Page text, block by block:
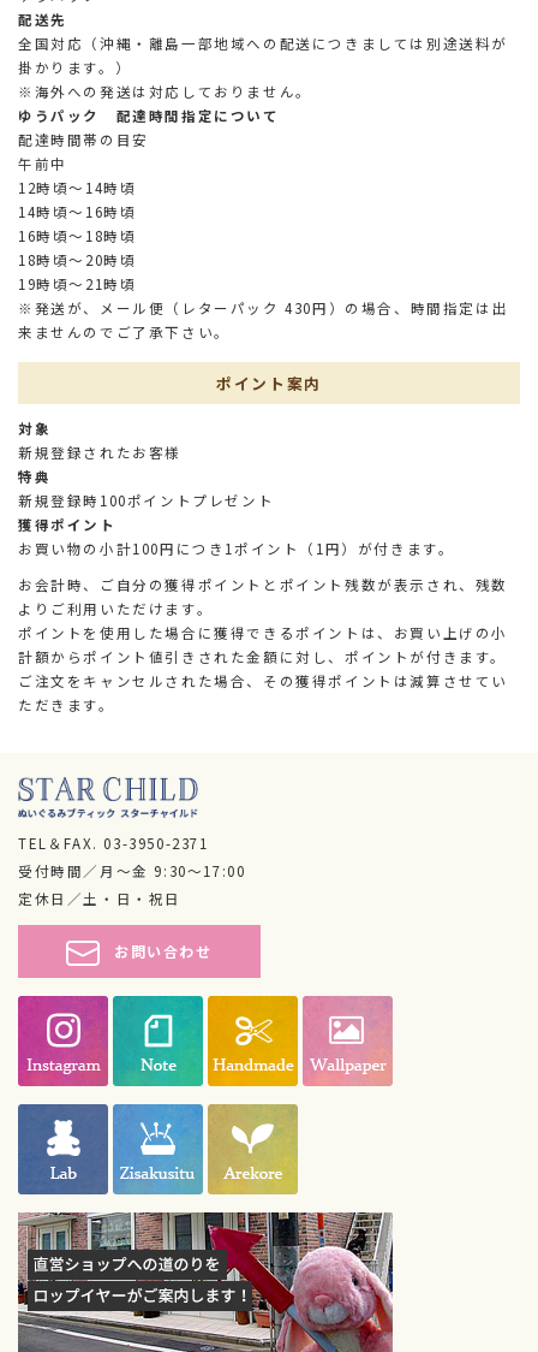
配送先
全国対応（沖縄・離島一部地域への配送につきましては別途送料が
掛かります。）
※海外への発送は対応しておりません。
ゆうパック 配達時間指定について
配達時間帯の目安
午前中
12時頃～14時頃
14時頃～16時頃
16時頃～18時頃
18時頃～20時頃
19時頃～21時頃
※発送が、メール便（レターパック 430円）の場合、時間指定は出
来ませんのでご了承下さい。
ポイント案内
対象
新規登録されたお客様
特典
新規登録時100ポイントプレゼント
獲得ポイント
お買い物の小計100円につき1ポイント（1円）が付きます。
お会計時、ご自分の獲得ポイントとポイント残数が表示され、残数
よりご利用いただけます。
ポイントを使用した場合に獲得できるポイントは、お買い上げの小
計額からポイント値引きされた金額に対し、ポイントが付きます。
ご注文をキャンセルされた場合、その獲得ポイントは減算させてい
ただきます。
TEL＆FAX. 03-3950-2371
受付時間／月～金 9:30～17:00
定休日／土・日・祝日
お問い合わせ